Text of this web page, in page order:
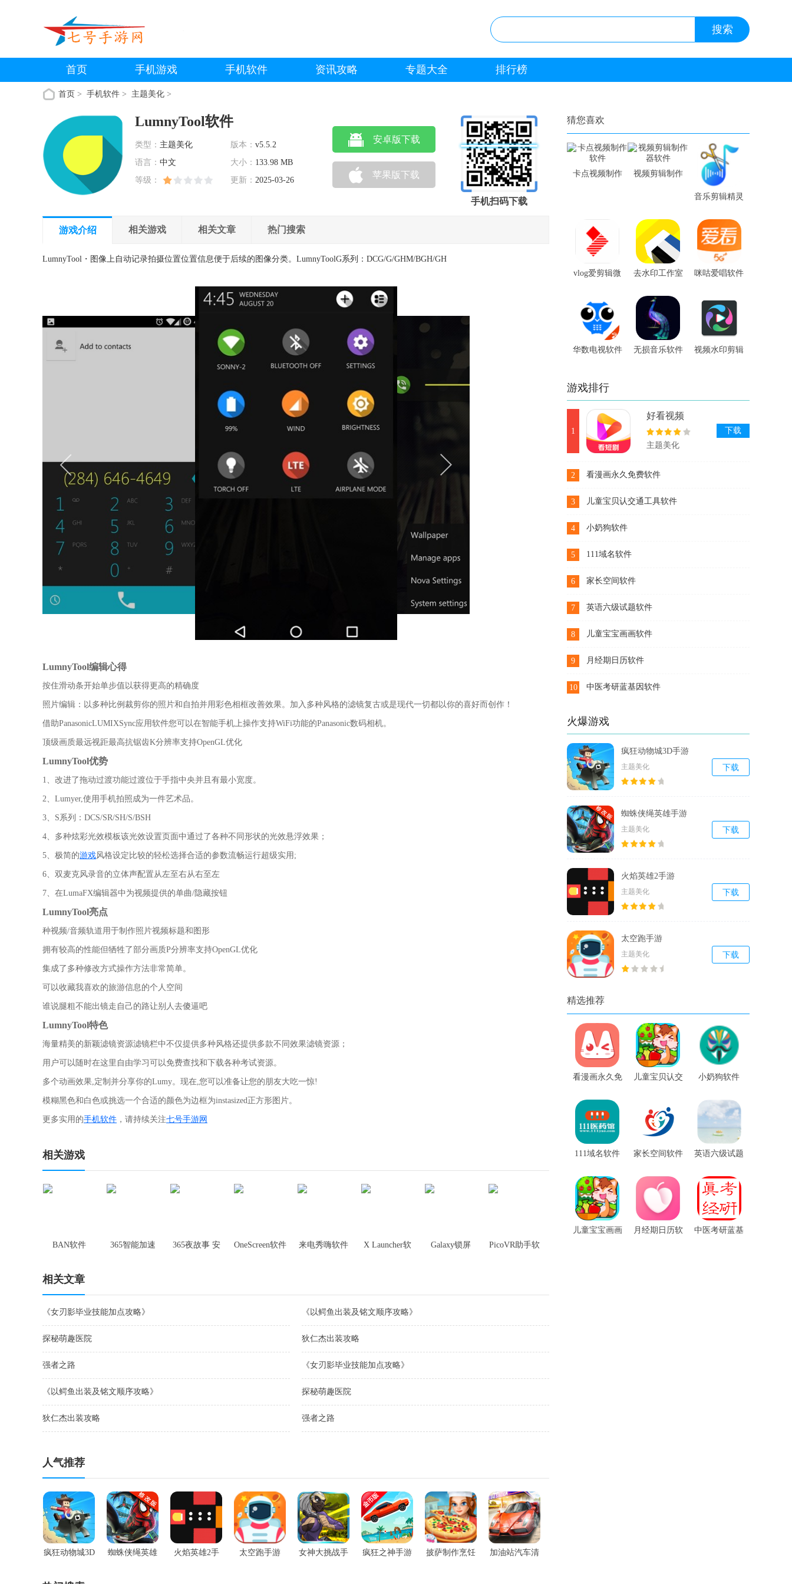
首页 手机游戏 手机软件 资讯攻略 专题大全 排行榜
首页 > 手机软件 > 主题美化 >
LumnyTool软件
类型： 主题美化 版本： v5.5.2
语言： 中文 大小： 133.98 MB
等级：
更新： 2025-03-26
安卓版下载
苹果版下载
手机扫码下载
游戏介绍 相关游戏 相关文章 热门搜索
LumnyTool・图像上自动记录拍摄位置位置信息便于后续的图像分类。LumnyToolG系列：DCG/G/GHM/BGH/GH
LumnyTool编辑心得
按住滑动条开始单步值以获得更高的精确度
照片编辑：以多种比例裁剪你的照片和自拍并用彩色相框改善效果。加入多种风格的滤镜复古或是现代一切都以你的喜好而创作！
借助PanasonicLUMIXSync应用软件您可以在智能手机上操作支持WiFi功能的Panasonic数码相机。
顶级画质最远视距最高抗锯齿K分辨率支持OpenGL优化
LumnyTool优势
1、改进了拖动过渡功能过渡位于手指中央并且有最小宽度。
2、Lumyer,使用手机拍照成为一件艺术品。
3、S系列：DCS/SR/SH/S/BSH
4、多种炫彩光效模板该光效设置页面中通过了各种不同形状的光效悬浮效果；
5、极简的游戏风格设定比较的轻松选择合适的参数流畅运行超级实用;
6、双麦克风录音的立体声配置从左至右从右至左
7、在LumaFX编辑器中为视频提供的单曲/隐藏按钮
LumnyTool亮点
种视频/音频轨道用于制作照片视频标题和图形
拥有较高的性能但牺牲了部分画质P分辨率支持OpenGL优化
集成了多种修改方式操作方法非常简单。
可以收藏我喜欢的旅游信息的个人空间
谁说腿粗不能出镜走自己的路让别人去傻逼吧
LumnyTool特色
海量精美的新颖滤镜资源滤镜栏中不仅提供多种风格还提供多款不同效果滤镜资源；
用户可以随时在这里自由学习可以免费查找和下载各种考试资源。
多个动画效果,定制并分享你的Lumy。现在,您可以准备让您的朋友大吃一惊!
模糊黑色和白色或挑选一个合适的颜色为边框为instasized正方形图片。
更多实用的手机软件 ，请持续关注七号手游网
相关游戏
BAN软件 365智能加速 365夜故事 安 OneScreen软件 来电秀嗨软件 X Launcher软 Galaxy锁屏 PicoVR助手软
相关文章
《女刃影毕业技能加点攻略》 《以鳄鱼出装及铭文顺序攻略》
探秘萌趣医院 狄仁杰出装攻略
强者之路 《女刃影毕业技能加点攻略》
《以鳄鱼出装及铭文顺序攻略》 探秘萌趣医院
狄仁杰出装攻略 强者之路
人气推荐
疯狂动物城3D 蜘蛛侠绳英雄 火焰英雄2手 太空跑手游 女神大挑战手 疯狂之神手游 披萨制作烹饪 加油站汽车清
猜您喜欢
卡点视频制作
视频剪辑制作
音乐剪辑精灵
vlog爱剪辑微
去水印工作室
咪咕爱唱软件
华数电视软件 无损音乐软件
视频水印剪辑
游戏排行
1
好看视频
主题美化
下载
2 看漫画永久免费软件
3 儿童宝贝认交通工具软件
4 小奶狗软件
5 111域名软件
6 家长空间软件
7 英语六级试题软件
8 儿童宝宝画画软件
9 月经期日历软件
10 中医考研蓝基因软件
火爆游戏
疯狂动物城3D手游
主题美化 下载
蜘蛛侠绳英雄手游
主题美化 下载
火焰英雄2手游
主题美化 下载
太空跑手游
主题美化 下载
精选推荐
看漫画永久免
儿童宝贝认交
小奶狗软件
111域名软件 家长空间软件
英语六级试题
儿童宝宝画画
月经期日历软
中医考研蓝基